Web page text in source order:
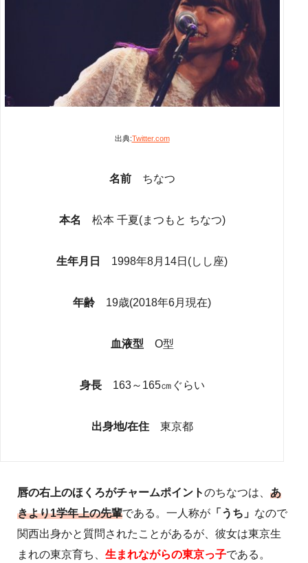
出典:Twitter.com
名前 ちなつ
本名 松本 千夏(まつもと ちなつ)
生年月日 1998年8月14日(しし座)
年齢 19歳(2018年6月現在)
血液型 O型
身長 163～165㎝ぐらい
出身地/在住 東京都
唇の右上のほくろがチャームポイントのちなつは、 あ
きより1学年上の先輩である。一人称が 「うち」 なので
関西出身かと質問されたことがあるが、彼女は東京生
まれの東京育ち、 生まれながらの東京っ子である。